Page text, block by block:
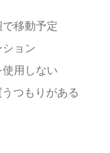
移動予定
ョン
用しない
つもりがある